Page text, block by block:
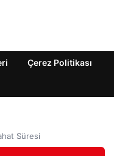
Çerez Politikası
Süresi